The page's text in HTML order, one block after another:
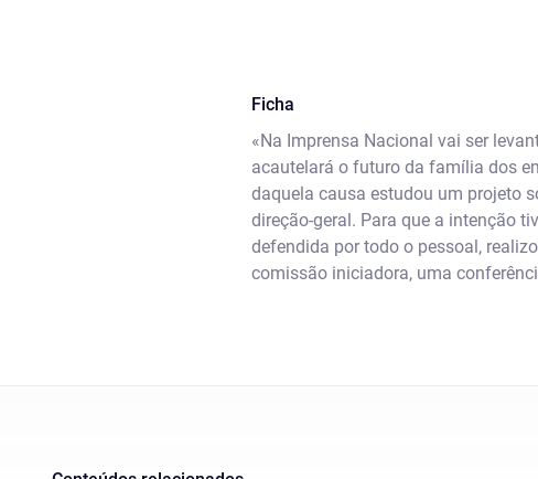
Ficha
«Na Imprensa Nacional vai ser
acautelará o futuro da família dos
daquela causa estudou um projeto
direção-geral. Para que a intenção
defendida por todo o pessoal,
comissão iniciadora, uma